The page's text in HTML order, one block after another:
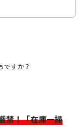
ですか？
禁！「在庫一掃